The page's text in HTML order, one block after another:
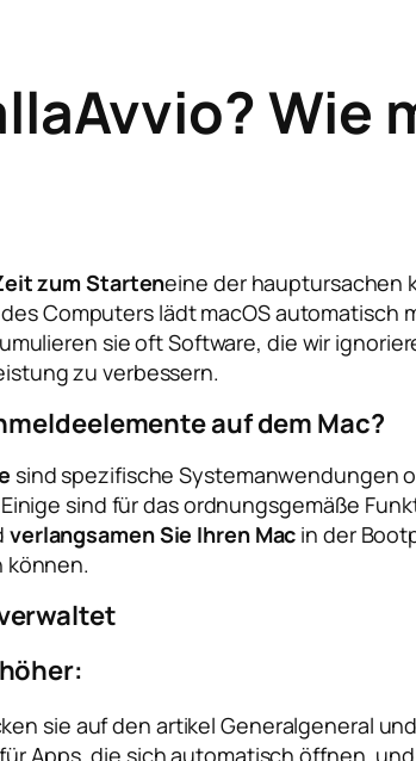
Wie
zum Starteneine der hauptursachen
Computers lädt macOS
sie oft Software, die wir
zu verbessern.
auf dem Mac?
sind spezifische Systemanwendungen
sind für das ordnungsgemäße
verlangsamen Sie Ihren Mac in der
sie auf den artikelGeneralgeneral
Apps, die sich automatisch öffnen,